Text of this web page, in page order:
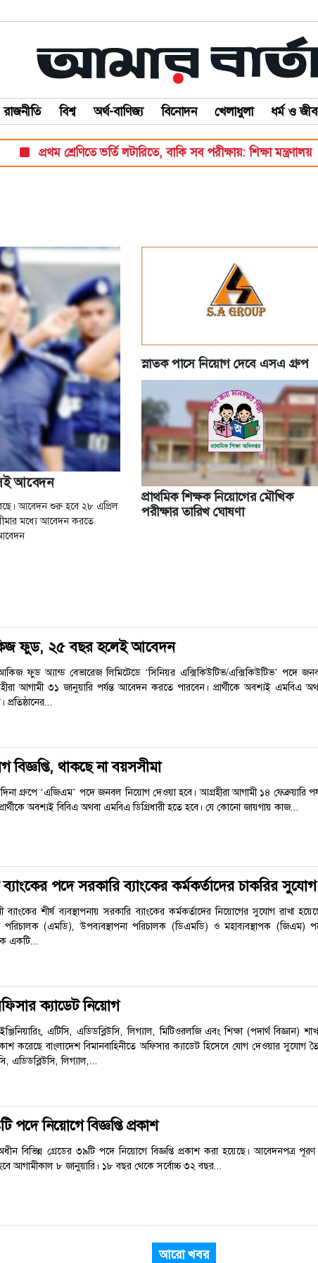
রাজনীতি বিশ্ব অর্থ-বাণিজ্য বিনোদন খেলাধুলা ধর্ম ও
প্রথম শ্রেণিতে ভর্তি লটারিতে, বাকি সব পরীক্ষায়: শিক্ষা মন্ত্রণালয়
আবেদন
আবেদন শুরু হবে ২৮ এপ্রিল
মধ্যে আবেদন করতে
স্নাতক পাসে নিয়োগ দেবে এসএ গ্রুপ
প্রাথমিক শিক্ষক নিয়োগের মৌখিক
পরীক্ষার তারিখ ঘোষণা
ফুড, ২৫ বছর হলেই আবেদন
আকিজ ফুড অ্যান্ড বেভারেজ লিমিটেডে ‘সিনিয়র এক্সিকিউটিভ/এক্সিকিউটিভ’ পদে
আগামী ৩১ জানুয়ারি পর্যন্ত আবেদন করতে পারবেন। প্রার্থীকে অবশ্যই এমবিএ
প্রতিষ্ঠানের...
বিজ্ঞপ্তি, থাকছে না বয়সসীমা
মদিনা গ্রুপে ‘এজিএম’ পদে জনবল নিয়োগ দেওয়া হবে। আগ্রহীরা আগামী ১৪ ফেব্রুয়ারি
অবশ্যই বিবিএ অথবা এমবিএ ডিগ্রিধারী হতে হবে। যে কোনো জায়গায় কাজ...
পদে সরকারি ব্যাংকের কর্মকর্তাদের চাকরির সুযোগ
শীর্ষ ব্যবস্থাপনায় সরকারি ব্যাংকের কর্মকর্তাদের নিয়োগের সুযোগ রাখা
পরিচালক (এমডি), উপব্যবস্থাপনা পরিচালক (ডিএমডি) ও মহাব্যবস্থাপক (জিএম)
একটি...
ক্যাডেট নিয়োগ
এটিসি, এডিডব্লিউসি, লিগ্যাল, মিটিওরলজি এবং শিক্ষা (পদার্থ বিজ্ঞান)
করেছে বাংলাদেশ বিমানবাহিনীতে অফিসার ক্যাডেট হিসেবে যোগ দেওয়ার সুযোগ
এডিডব্লিউসি, লিগ্যাল,...
পদে নিয়োগে বিজ্ঞপ্তি প্রকাশ
বিভিন্ন গ্রেডের ৩৯টি পদে নিয়োগে বিজ্ঞপ্তি প্রকাশ করা হয়েছে। আবেদনপত্র
আগামীকাল ৮ জানুয়ারি। ১৮ বছর থেকে সর্বোচ্চ ৩২ বছর...
আরো খবর